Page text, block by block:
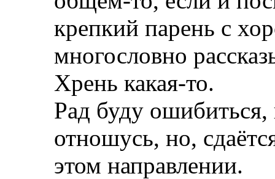
крепкий парень с
многословно
Хрень какая-то.
Рад буду
отношусь, но,
этом направлении.